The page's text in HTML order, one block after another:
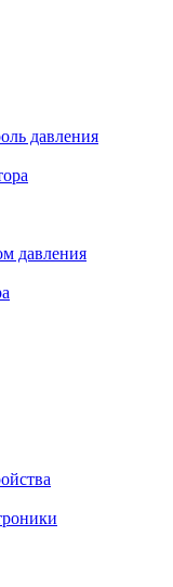
давления
давления